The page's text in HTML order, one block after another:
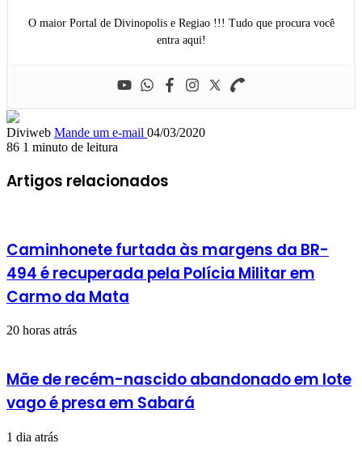
O maior Portal de Divinopolis e Regiao !!! Tudo que procura você
entra aqui!
Diviweb Mande um e-mail 04/03/2020
86 1 minuto de leitura
Artigos relacionados
Caminhonete furtada às margens da BR-
494 é recuperada pela Polícia Militar em
Carmo da Mata
20 horas atrás
Mãe de recém-nascido abandonado em lote
vago é presa em Sabará
1 dia atrás